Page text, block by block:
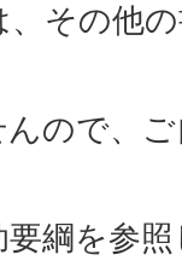
その他
ので、
綱を参